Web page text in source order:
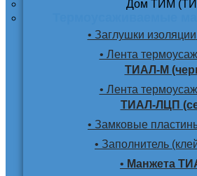
• Заглушки изоляции
• Лента
ТИАЛ-М
• Лента
ТИАЛ-ЛЦП
• Замковые
• Заполнитель
• Манжета